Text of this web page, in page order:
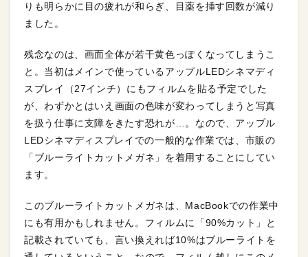
りも明らかに目の疲れが和らぎ、目薬を挿す回数が減り
ました。
残念なのは、画面全体が若干黄色っぽくなってしまうこ
と。当初はメインで使っているアップルLEDシネマディ
スプレイ（27インチ）にもフィルムを貼る予定でした
が、わずかとはいえ画面の色味が変わってしまうと写真
を扱う仕事に支障をきたす恐れが…。なので、アップル
LEDシネマディスプレイでの一般的な作業では、市販の
「ブルーライトカットメガネ」を着用することにしてい
ます。
このブルーライトカットメガネは、MacBookでの作業中
にも有用かもしれません。フィルムに「90%カット」と
記載されていても、言い換えれば10%はブルーライトを